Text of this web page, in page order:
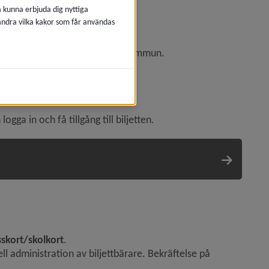
start och mål inom Umeå kommun.
kollektivtrafiken.
in och få tillgång till biljetten.
skolkort.
administration av biljettbärare. Bekräftelse på
erbjuda dig nyttiga
vilka kakor som får användas